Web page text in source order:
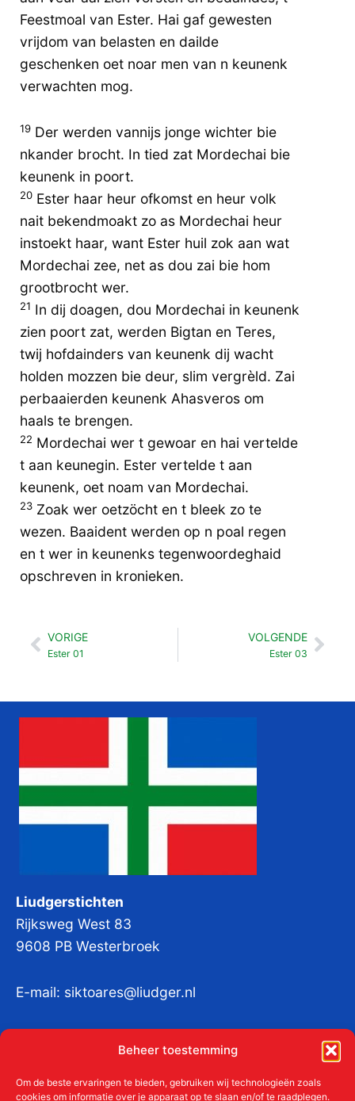
Beheer toestemming
Om de beste ervaringen te bieden, gebruiken wij technologieën zoals
cookies om informatie over je apparaat op te slaan en/of te raadplegen.
Feestmoal van Ester. Hai gaf gewesten
vrijdom van belasten en dailde
geschenken oet noar men van n keunenk
verwachten mog.
19 Der werden vannijs jonge wichter bie
nkander brocht. In tied zat Mordechai bie
keunenk in poort.
20 Ester haar heur ofkomst en heur volk
nait bekendmoakt zo as Mordechai heur
instoekt haar, want Ester huil zok aan wat
Mordechai zee, net as dou zai bie hom
grootbrocht wer.
21 In dij doagen, dou Mordechai in keunenk
zien poort zat, werden Bigtan en Teres,
twij hofdainders van keunenk dij wacht
holden mozzen bie deur, slim vergrèld. Zai
perbaaierden keunenk Ahasveros om
haals te brengen.
22 Mordechai wer t gewoar en hai vertelde
t aan keunegin. Ester vertelde t aan
keunenk, oet noam van Mordechai.
23 Zoak wer oetzöcht en t bleek zo te
wezen. Baaident werden op n poal regen
en t wer in keunenks tegenwoordeghaid
opschreven in kronieken.
Vorige
VORIGE
Ester 01
VOLGENDE
Ester 03
Liudgerstichten
Rijksweg West 83
9608 PB Westerbroek
E-mail: siktoares@liudger.nl
KvKnr:41011712